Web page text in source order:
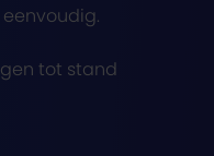
tot stand